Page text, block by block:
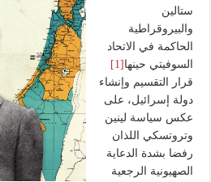
ستالين
والبيروقراطية
الحاكمة في الاتحاد
السوفيتي حينها [1]
قرار التقسيم وإنشاء
دولة إسرائيل، على
عكس سياسة لينين
وتروتسكي اللذان
رفضا بشدة الدعاية
الصهيونية الرجعية